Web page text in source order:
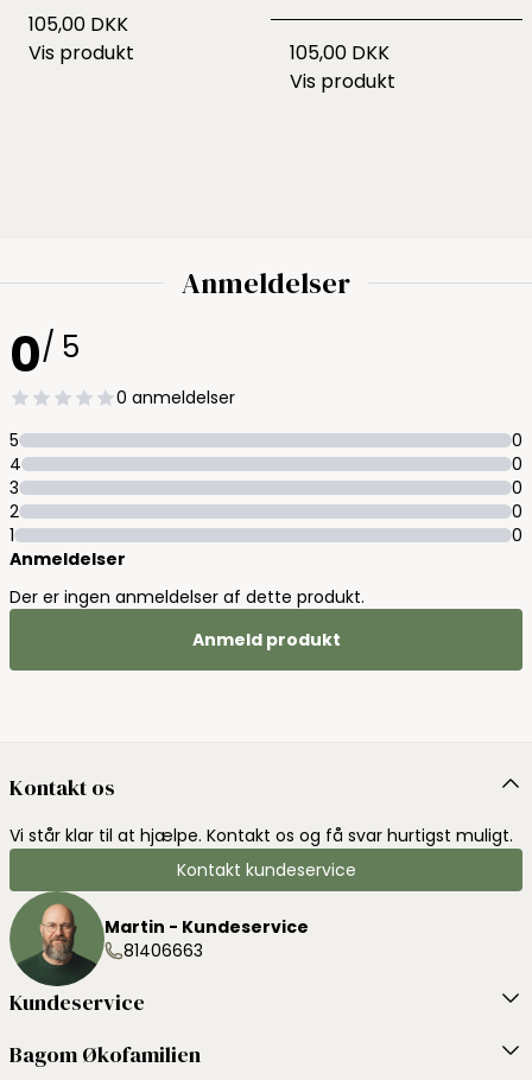
105,00 DKK
Vis produkt
105,00 DKK
Vis produkt
Anmeldelser
0/ 5
0 anmeldelser
5
0
4
0
3
0
2
0
1
0
Anmeldelser
Der er ingen anmeldelser af dette produkt.
Anmeld produkt
Kontakt os
Vi står klar til at hjælpe. Kontakt os og få svar hurtigst muligt.
Kontakt kundeservice
Martin - Kundeservice
81406663
Kundeservice
Bagom Økofamilien